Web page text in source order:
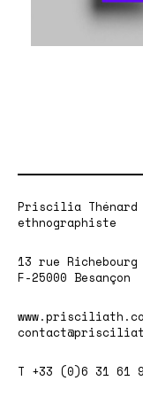
Priscilia Thénard
ethnographiste
13 rue Richebourg
F-25000 Besançon
T +33 (0)6 31 61